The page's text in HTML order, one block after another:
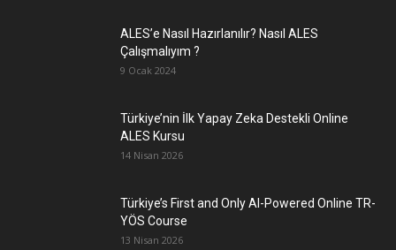
ALES’e Nasıl Hazırlanılır? Nasıl ALES
Çalışmalıyım ?
9 Ocak 2024
Türkiye’nin İlk Yapay Zeka Destekli Online
ALES Kursu
14 Nisan 2026
Türkiye’s First and Only AI-Powered Online TR-
YÖS Course
13 Nisan 2026